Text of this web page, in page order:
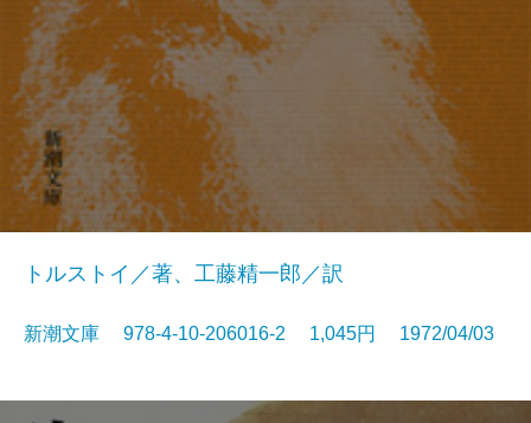
トルストイ／著、工藤精一郎／訳
新潮文庫 978-4-10-206016-2 1,045円 1972/04/03